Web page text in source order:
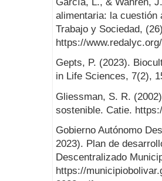
alimentaria: la cuestión
Trabajo y Sociedad,
https://
Gepts, P. (2023).
in Life Sciences, 7(2),
Gliessman, S. R.
sostenible. Catie.
Gobierno Autónomo
2023). Plan de
Descentralizado
https://